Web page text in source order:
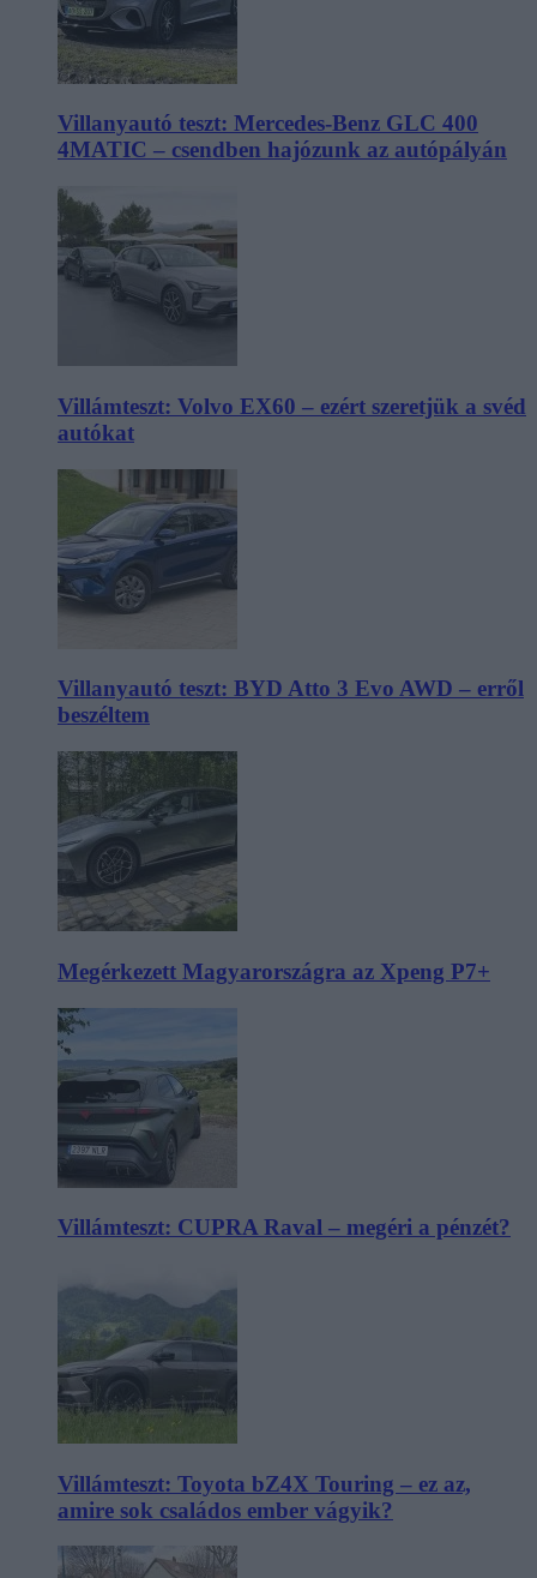
Villanyautó teszt: Mercedes-Benz GLC 400
4MATIC – csendben hajózunk az autópályán
Villámteszt: Volvo EX60 – ezért szeretjük a svéd
autókat
Villanyautó teszt: BYD Atto 3 Evo AWD – erről
beszéltem
Megérkezett Magyarországra az Xpeng P7+
Villámteszt: CUPRA Raval – megéri a pénzét?
Villámteszt: Toyota bZ4X Touring – ez az,
amire sok családos ember vágyik?